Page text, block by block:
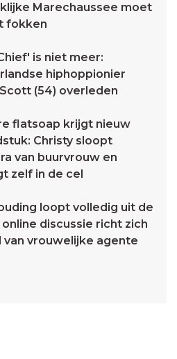
Marechaussee moet
fokken
is niet meer:
hiphoppionier
(54) overleden
flatsoap krijgt nieuw
Christy sloopt
van buurvrouw en
zelf in de cel
loopt volledig uit de
online discussie richt zich
van vrouwelijke agente